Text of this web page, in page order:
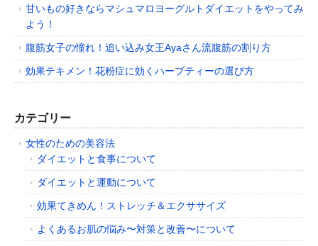
甘いもの好きならマシュマロヨーグルトダイエットをやってみ
よう！
腹筋女子の憧れ！追い込み女王Ayaさん流腹筋の割り方
効果テキメン！花粉症に効くハーブティーの選び方
カテゴリー
女性のための美容法
ダイエットと食事について
ダイエットと運動について
効果てきめん！ストレッチ＆エクササイズ
よくあるお肌の悩み〜対策と改善〜について